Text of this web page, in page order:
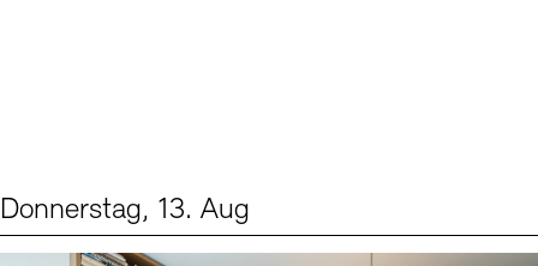
Donnerstag, 13. Aug